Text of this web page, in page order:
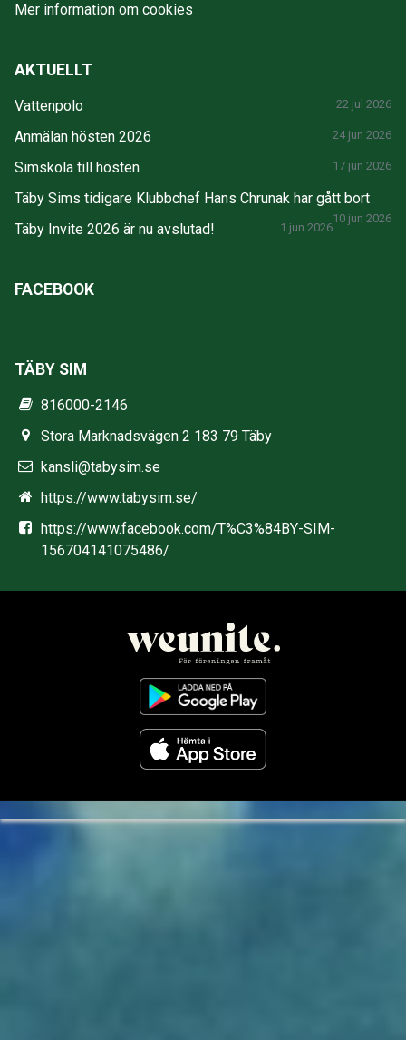
Mer information om cookies
AKTUELLT
Vattenpolo 22 jul 2026
Anmälan hösten 2026 24 jun 2026
Simskola till hösten 17 jun 2026
Täby Sims tidigare Klubbchef Hans Chrunak har gått bort
10 jun 2026
Täby Invite 2026 är nu avslutad! 1 jun 2026
FACEBOOK
TÄBY SIM
816000-2146
Stora Marknadsvägen 2 183 79 Täby
kansli@tabysim.se
https://www.tabysim.se/
https://www.facebook.com/T%C3%84BY-SIM-
156704141075486/